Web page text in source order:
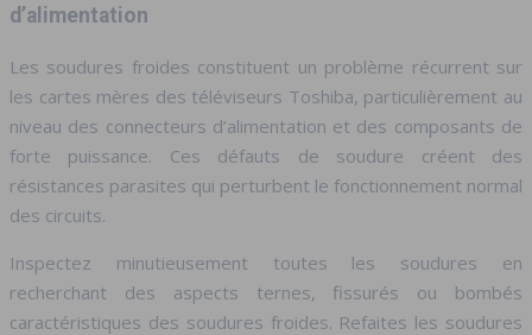
d’alimentation
Les soudures froides constituent un problème récurrent sur
les cartes mères des téléviseurs Toshiba, particulièrement au
niveau des connecteurs d’alimentation et des composants de
forte puissance. Ces défauts de soudure créent des
résistances parasites qui perturbent le fonctionnement normal
des circuits.
Inspectez minutieusement toutes les soudures en
recherchant des aspects ternes, fissurés ou bombés
caractéristiques des soudures froides. Refaites les soudures